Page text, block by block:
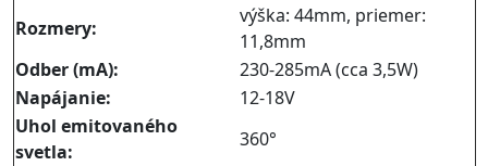
Rozmery:
výška: 44mm, priemer:
11,8mm
Odber (mA):
230-285mA (cca 3,5W)
Napájanie:
12-18V
Uhol emitovaného
svetla:
360°